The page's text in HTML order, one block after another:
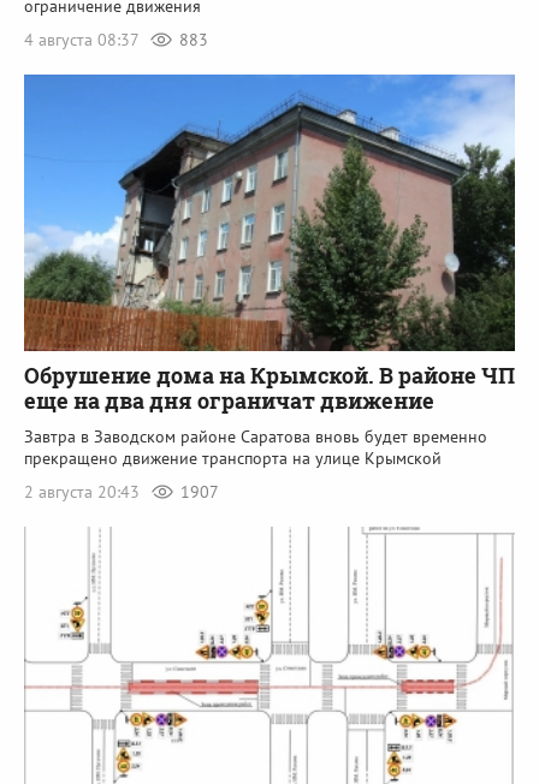
ограничение движения
4 августа 08:37
883
Обрушение дома на Крымской. В районе ЧП
еще на два дня ограничат движение
Завтра в Заводском районе Саратова вновь будет временно
прекращено движение транспорта на улице Крымской
2 августа 20:43
1907